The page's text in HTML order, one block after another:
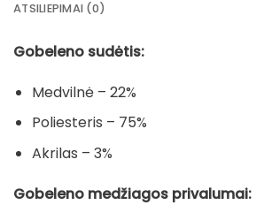
ATSILIEPIMAI (0)
Gobeleno sudėtis:
Medvilnė – 22%
Poliesteris – 75%
Akrilas – 3%
Gobeleno medžiagos privalumai: